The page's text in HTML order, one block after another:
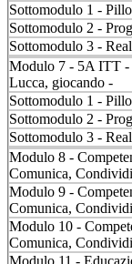
Sottomodulo 1 -
Sottomodulo 2 -
Sottomodulo 3 -
Modulo 7 - 5A ITT -
Lucca, giocando -
Sottomodulo 1 -
Sottomodulo 2 -
Sottomodulo 3 -
Modulo 8 -
Comunica,
Modulo 9 -
Comunica,
Modulo 10 -
Comunica,
Modulo 11 -